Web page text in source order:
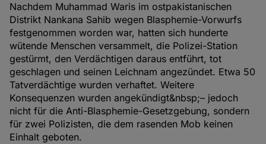
Nachdem Muhammad Waris im ostpakistanischen
Distrikt Nankana Sahib wegen Blasphemie-Vorwurfs
festgenommen worden war, hatten sich hunderte
wütende Menschen versammelt, die Polizei-Station
gestürmt, den Verdächtigen daraus entführt, tot
geschlagen und seinen Leichnam angezündet. Etwa 50
Tatverdächtige wurden verhaftet. Weitere
Konsequenzen wurden angekündigt&nbsp;– jedoch
nicht für die Anti-Blasphemie-Gesetzgebung, sondern
für zwei Polizisten, die dem rasenden Mob keinen
Einhalt geboten.